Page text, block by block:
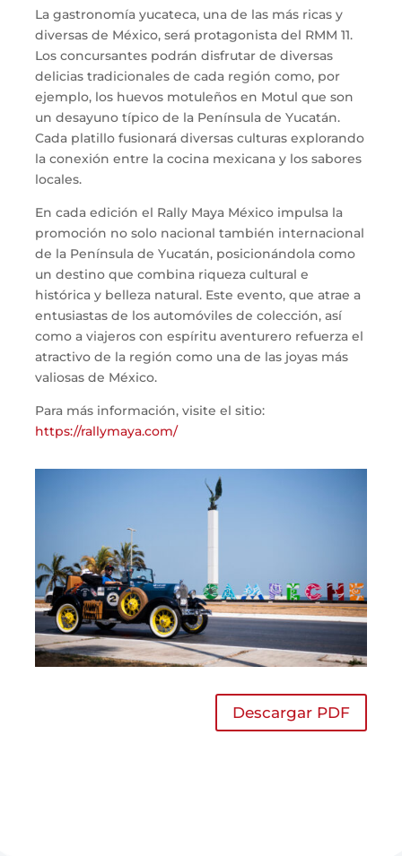
La gastronomía yucateca, una de las más ricas y
diversas de México, será protagonista del RMM 11.
Los concursantes podrán disfrutar de diversas
delicias tradicionales de cada región como, por
ejemplo, los huevos motuleños en Motul que son
un desayuno típico de la Península de Yucatán.
Cada platillo fusionará diversas culturas explorando
la conexión entre la cocina mexicana y los sabores
locales.
En cada edición el Rally Maya México impulsa la
promoción no solo nacional también internacional
de la Península de Yucatán, posicionándola como
un destino que combina riqueza cultural e
histórica y belleza natural. Este evento, que atrae a
entusiastas de los automóviles de colección, así
como a viajeros con espíritu aventurero refuerza el
atractivo de la región como una de las joyas más
valiosas de México.
Para más información, visite el sitio:
https://rallymaya.com/
Descargar PDF